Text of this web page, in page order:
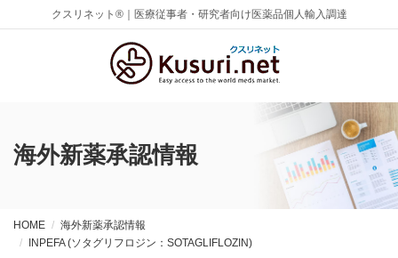
クスリネット®｜医療従事者・研究者向け医薬品個人輸入調達
海外新薬承認情報
HOME
海外新薬承認情報
INPEFA (ソタグリフロジン：SOTAGLIFLOZIN)